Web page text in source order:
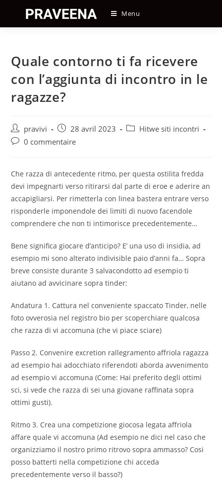
content
Menu
Quale contorno ti fa ricevere
con l’aggiunta di incontro in le
ragazze?
Auteur/autrice
de
pravivi
Post
published:
28 avril 2023
PostHitwe siti incontri
Post0 commentaire
Che razza di antecedente ritmo, per questa ostilita fredda
devi impegnarti verso ritirarsi dal parte di eroe e aderire an
accapigliarsi. Per rimetterla con linea bastera entrare verso
risponderle imponendole dei limiti di nuovo facendole
comprendere che non ti intimorisce precedentemente…
Bene significa giocare d’anticipo? E’ una uso di insidia, ad
esempio mi sono alterato indivisible paio d’anni fa… Sopra
breve consiste durante 3 salvacondotto ad esempio ti
aiutano ad avvicinare sopra tinder:
Andatura 1. Cattura nel conveniente spaccato Tinder, nelle
foto ovverosia nel registro bio per scoperchiare qualcosa
che razza di vi accomuna (che vi piace sciare)
Passo 2. Convenire excretion rallegramento affriola ragazza
ad esempio hai adocchiato riferendoti aborda avvenimento
ad esempio vi accomuna (Come: Hai preferito degli ottimi
sci, si vede che razza di sei una giovane raffinata sopra
ottimi gusti).
Ritmo 3. Crea una competizione giocosa legata affriola
affare quale vi accomuna (Ad esempio ne dici nel caso che
organizziamo il nostro primo ritrovo sopra ammasso? Cosi
posso batterti nella competizione chi acceda
precedentemente verso il basso?)